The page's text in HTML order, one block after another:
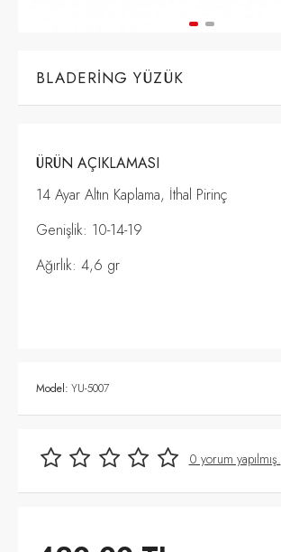
BLADERING YÜZÜK
ÜRÜN AÇIKLAMASI
14 Ayar Altın Kaplama, İthal Pirinç
Genişlik: 10-14-19
Ağırlık: 4,6 gr
Model: YU-5007
0 yorum yapılmış.